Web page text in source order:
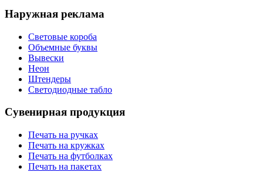
Наружная реклама
Световые короба
Объемные буквы
Вывески
Неон
Штендеры
Светодиодные табло
Сувенирная продукция
Печать на ручках
Печать на кружках
Печать на футболках
Печать на пакетах